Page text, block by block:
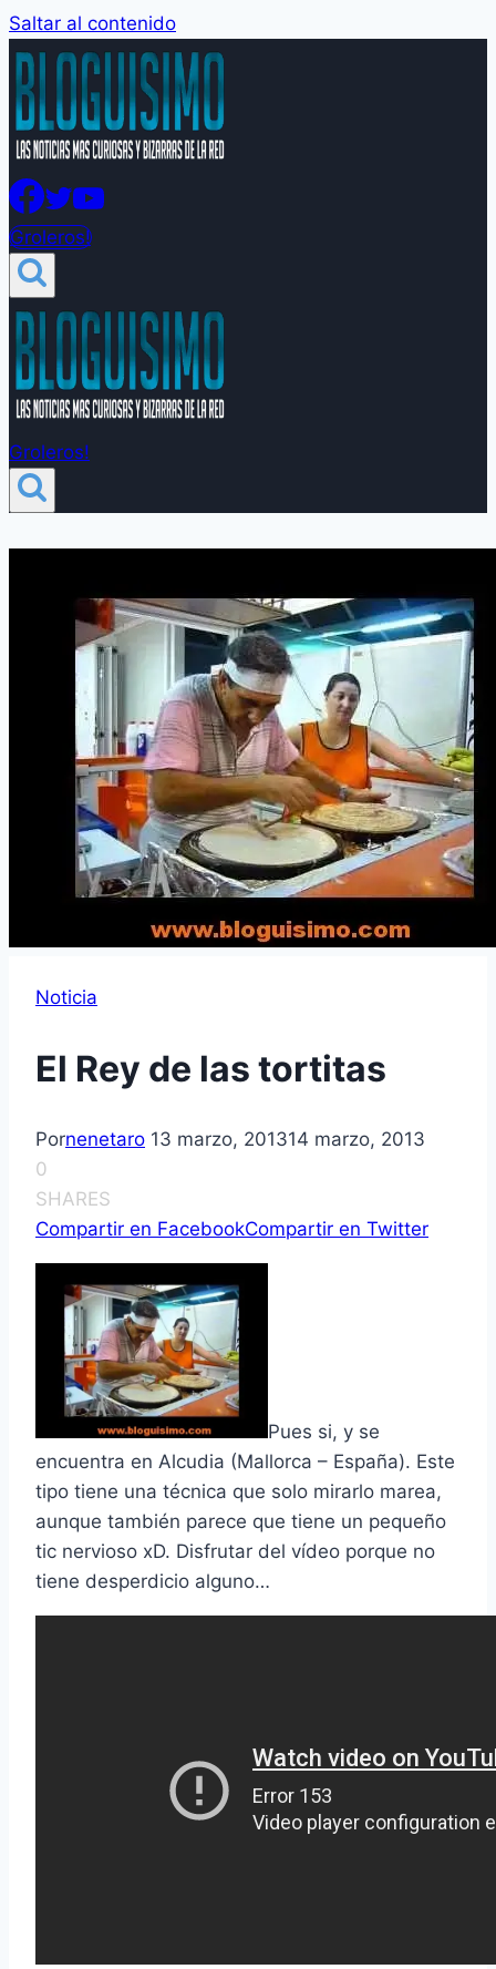
Saltar al contenido
Groleros!
Groleros!
Noticia
El Rey de las tortitas
Pornenetaro 13 marzo, 201314 marzo, 2013
0
SHARES
Compartir en FacebookCompartir en Twitter
Pues si, y se
encuentra en Alcudia (Mallorca – España). Este
tipo tiene una técnica que solo mirarlo marea,
aunque también parece que tiene un pequeño
tic nervioso xD. Disfrutar del ví­deo porque no
tiene desperdicio alguno…